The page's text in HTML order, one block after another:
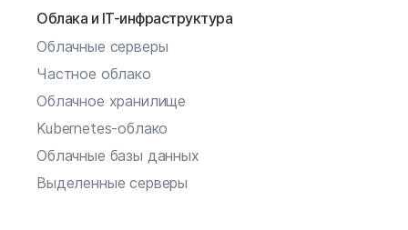
Облака и IT-инфраструктура
Облачные серверы
Частное облако
Облачное хранилище
Kubernetes-облако
Облачные базы данных
Выделенные серверы